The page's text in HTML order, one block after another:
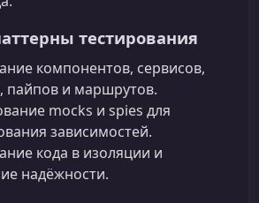
тестирования
компонентов, сервисов,
пайпов и маршрутов.
mocks и spies для
зависимостей.
кода в изоляции и
надёжности.